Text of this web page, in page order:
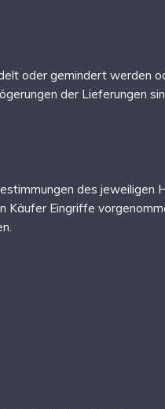
oder gemindert werden
der Lieferungen
des jeweiligen
Eingriffe